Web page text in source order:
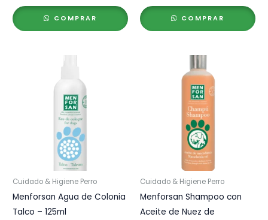
desde
S/ 1.10
COMPRAR
desde
S/ 1.10
COMPRAR
Cuidado & Higiene Perro
Menforsan Agua de Colonia
Talco – 125ml
Cuidado & Higiene Perro
Menforsan Shampoo con
Aceite de Nuez de